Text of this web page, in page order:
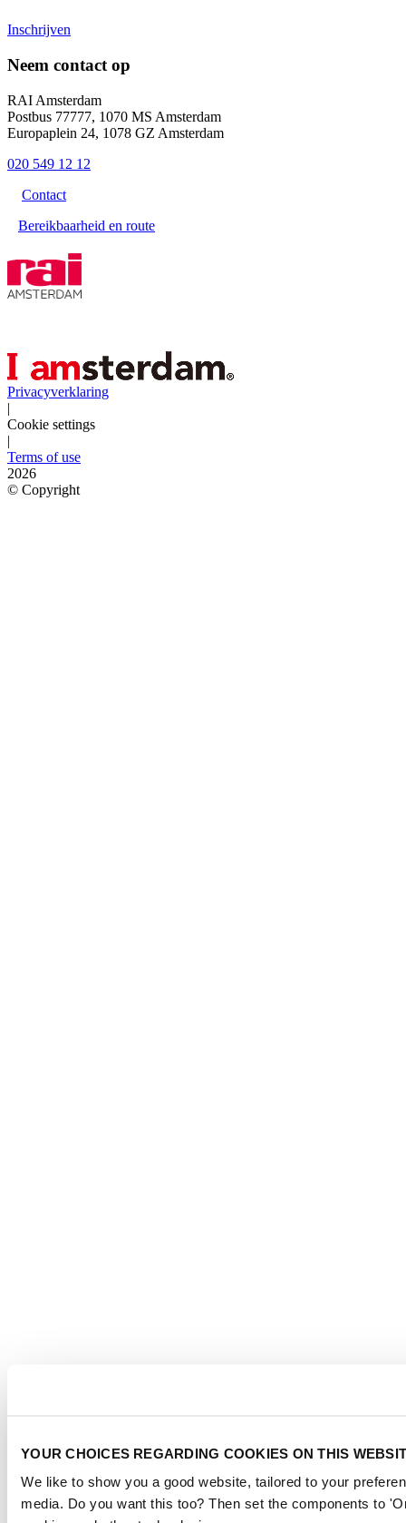
YOUR CHOICES REGARDING COOKIES ON THIS
We like to show you a good website, tailored to your
media. Do you want this too? Then set the components to
Inschrijven
Neem contact op
RAI Amsterdam
Postbus 77777, 1070 MS Amsterdam
Europaplein 24, 1078 GZ Amsterdam
020 549 12 12
Contact
Bereikbaarheid en route
Privacyverklaring
|
Cookie settings
|
Terms of use
2026
© Copyright